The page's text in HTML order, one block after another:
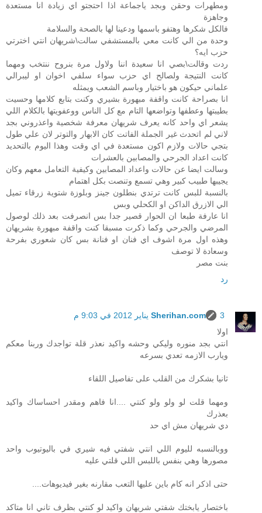
ومطهرات وحقن وبجد ياجماعة اذا احتجتو اي زيادة انا مستعدة
وجاهزة
فالكل شكرها وهتفو باسمها ودعينا لها بالصحة والسلامة
وحدة من الي كانت معي بالمستشفي سالت\شريهان انتي اخترتي
حزب ايه؟
ردت وقالت\بصي انا سعيدة اننا ولاول مرة بنروح ننتخب ومهما
كانت النتيجة ولصالح اي حزب سواء سلفي اخوان او ليبرالي
علماني حيكون هو باختيار وباسم الشعب ويمثله
انا بصراحة كانت واقفة مبهورة بشيري وكنت بتابع كلامها وحسيت
بطيبتها وعطفها وتواضعها التام مع كل الناس ووعفويتها بالكلام اللي
يشعر اي واحد كانه يعرف شريهان معرفة شخصية واعذروني بجد
لاني لم اتحدث غير الجملة الفاتت كان الابهار والتوتر لان علي طول
بتجي حالات ولازم اكون مستعدة في اي وقت وهذا اليوم بالتحديد
كانت اعداد الجرحي والمصابين بالعشرات
وسالت ايضا عن حالات واعداد المصابين وكيفية التعامل معهم وكان
يجيبها طبيب كبير وهي تسمع وتنصت بكل اهتمام
بالنسبة للبس كانت ترتدي بنطلون جينز وبلوزة شتوية زرقاء تميل
الي الازرق الداكن او الكحلي وبس
انا عارفة طبعا ان الحوار قصير جدا بس انصرفت بعد ذلك لوصول
المرضي والجرحي وكما ذكرت مسبقا كنت واقفة مبهورة بشريهان
وهذه اول مرة اشوف اي فنان او فنانة بس كان شعوري بفرحة
وسعادة لا توصف
بنت مصر
رد
Sherihan.com
3 يناير 2012 في 9:03 م
اولا
انتي بجد منوره وليكي وحشه واكيد نعذر قلة تواجدك وربنا معكم
ويارب الازمه تعدي بسرعه
ثانيا بشكرك من القلب على تفاصيل اللقاء
ومهما قلت لو ولو ولو كنتي ....انا فاهم ومقدر احساساك واكيد
بعذرك
دي شريهان مش اي حد
ووبالنسبه لليوم اللي انتي شفتي فيه شيري في باليوتيوب واحد
مصورها وهي بنفس باللبس اللي قلتي عليه
حتى اذكر انه كام باين عليها التعب مقارنه بغير فيديوهات....
باختصار يابختك شفتي شريهان واكيد لو كنتي بظرف تاني انا متاكد